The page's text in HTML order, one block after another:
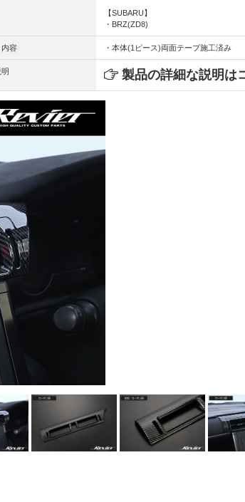
【SUBARU】
・BRZ(ZD8)
容 ・本体(1ピース)両面テープ施工済み
製品の詳細な説明は